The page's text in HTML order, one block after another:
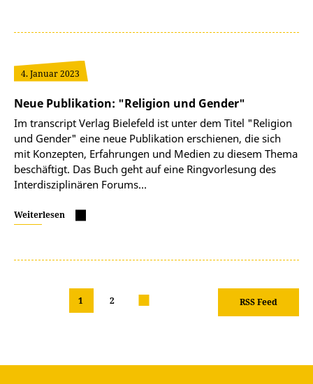
4. Januar 2023
Neue Publikation: "Religion und Gender"
Im transcript Verlag Bielefeld ist unter dem Titel "Religion
und Gender" eine neue Publikation erschienen, die sich
mit Konzepten, Erfahrungen und Medien zu diesem Thema
beschäftigt. Das Buch geht auf eine Ringvorlesung des
Interdisziplinären Forums…
Weiterlesen
RSS Feed
1 2